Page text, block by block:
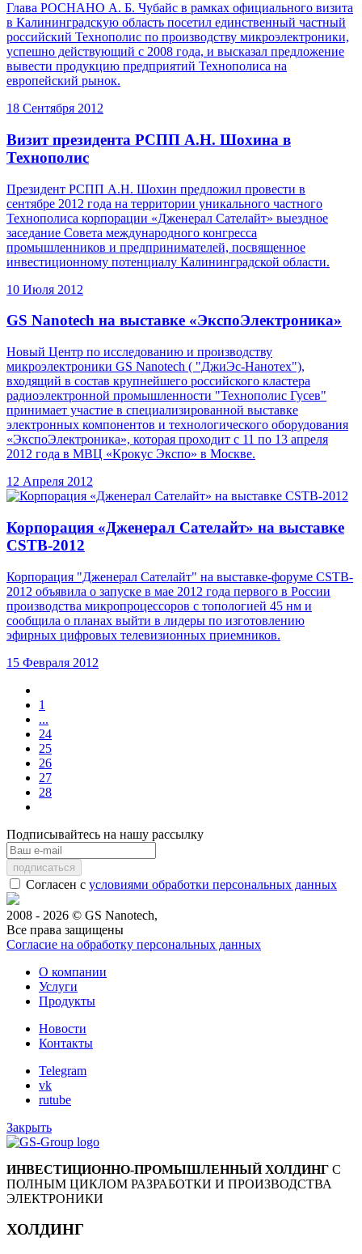
Глава РОСНАНО А. Б. Чубайс в рамках официального визита
в Калининградскую область посетил единственный частный
российский Технополис по производству микроэлектроники,
успешно действующий с 2008 года, и высказал предложение
вывести продукцию предприятий Технополиса на
европейский рынок.
18 Сентября 2012
Визит президента РСПП А.Н. Шохина в
Технополис
Президент РСПП А.Н. Шохин предложил провести в
сентябре 2012 года на территории уникального частного
Технополиса корпорации «Дженерал Сателайт» выездное
заседание Совета международного конгресса
промышленников и предпринимателей, посвященное
инвестиционному потенциалу Калининградской области.
10 Июля 2012
GS Nanotech на выставке «ЭкспоЭлектроника»
Новый Центр по исследованию и производству
микроэлектроники GS Nanotech ( "ДжиЭс-Нанотех"),
входящий в состав крупнейшего российского кластера
радиоэлектронной промышленности "Технополис Гусев"
принимает участие в специализированной выставке
электронных компонентов и технологического оборудования
«ЭкспоЭлектроника», которая проходит с 11 по 13 апреля
2012 года в МВЦ «Крокус Экспо» в Москве.
12 Апреля 2012
Корпорация «Дженерал Сателайт» на выставке
CSTB-2012
Корпорация "Дженерал Сателайт" на выставке-форуме CSTB-
2012 объявила о запуске в мае 2012 года первого в России
производства микропроцессоров с топологией 45 нм и
сообщила о планах выйти в лидеры по изготовлению
эфирных цифровых телевизионных приемников.
15 Февраля 2012
1
...
24
25
26
27
28
Подписывайтесь на нашу рассылку
Согласен с условиями обработки персональных данных
2008 - 2026 © GS Nanotech,
Все права защищены
Согласие на обработку персональных данных
О компании
Услуги
Продукты
Новости
Контакты
Telegram
vk
rutube
Закрыть
ИНВЕСТИЦИОННО-ПРОМЫШЛЕННЫЙ ХОЛДИНГ С
ПОЛНЫМ ЦИКЛОМ РАЗРАБОТКИ И ПРОИЗВОДСТВА
ЭЛЕКТРОНИКИ
ХОЛДИНГ